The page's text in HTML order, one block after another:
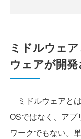
ミドルウェ
ウェアが開
ミドルウェアと
OSではなく、アプ
ワークでもない。